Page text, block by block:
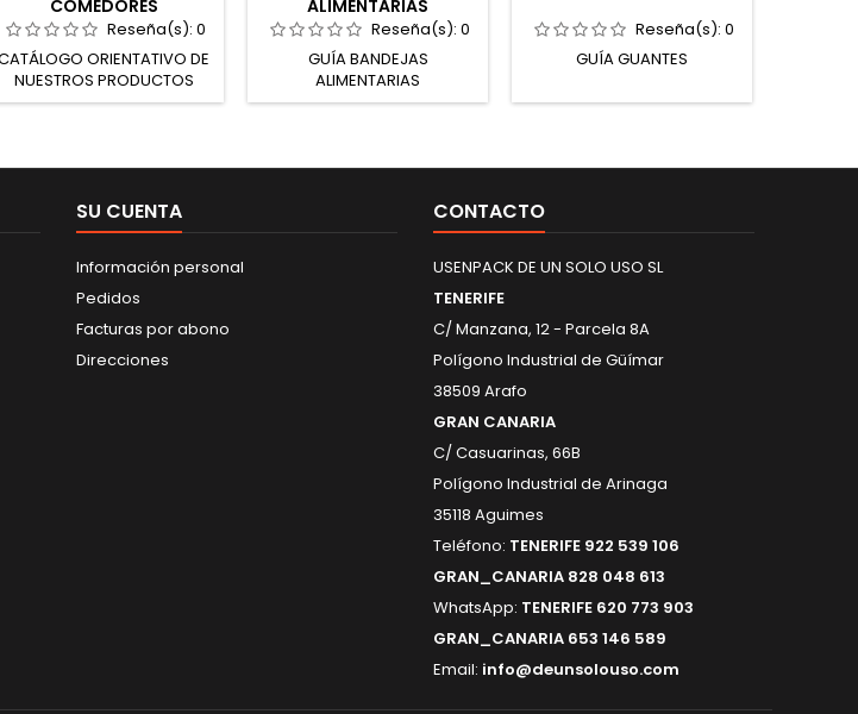
COMEDORES
Reseña(s): 0
ORIENTATIVO DE
NUESTROS PRODUCTOS
DESTINADOS PARA USO EN
recomendados para uso
SERVILLETAS (20x20, 1/6,
1 CAPA, MINI SERVI
SPUNDBOND (VARIEDAD
COLORES) - MANTELES
(VARIEDAD COLORES) -
GAMA FILUM (BAJO PEDIDO)
ALIMENTARIAS
Reseña(s): 0
GUÍA BANDEJAS
ALIMENTARIAS
Reseña(s): 0
GUÍA GUANTES
SU CUENTA
Información personal
Pedidos
Facturas por abono
Direcciones
CONTACTO
USENPACK DE UN SOLO USO SL
TENERIFE
C/ Manzana, 12 - Parcela 8A
Polígono Industrial de Güímar
38509 Arafo
GRAN CANARIA
C/ Casuarinas, 66B
Polígono Industrial de Arinaga
35118 Aguimes
Teléfono: TENERIFE 922 539 106
GRAN_CANARIA 828 048 613
WhatsApp: TENERIFE 620 773 903
GRAN_CANARIA 653 146 589
Email: info@deunsolouso.com